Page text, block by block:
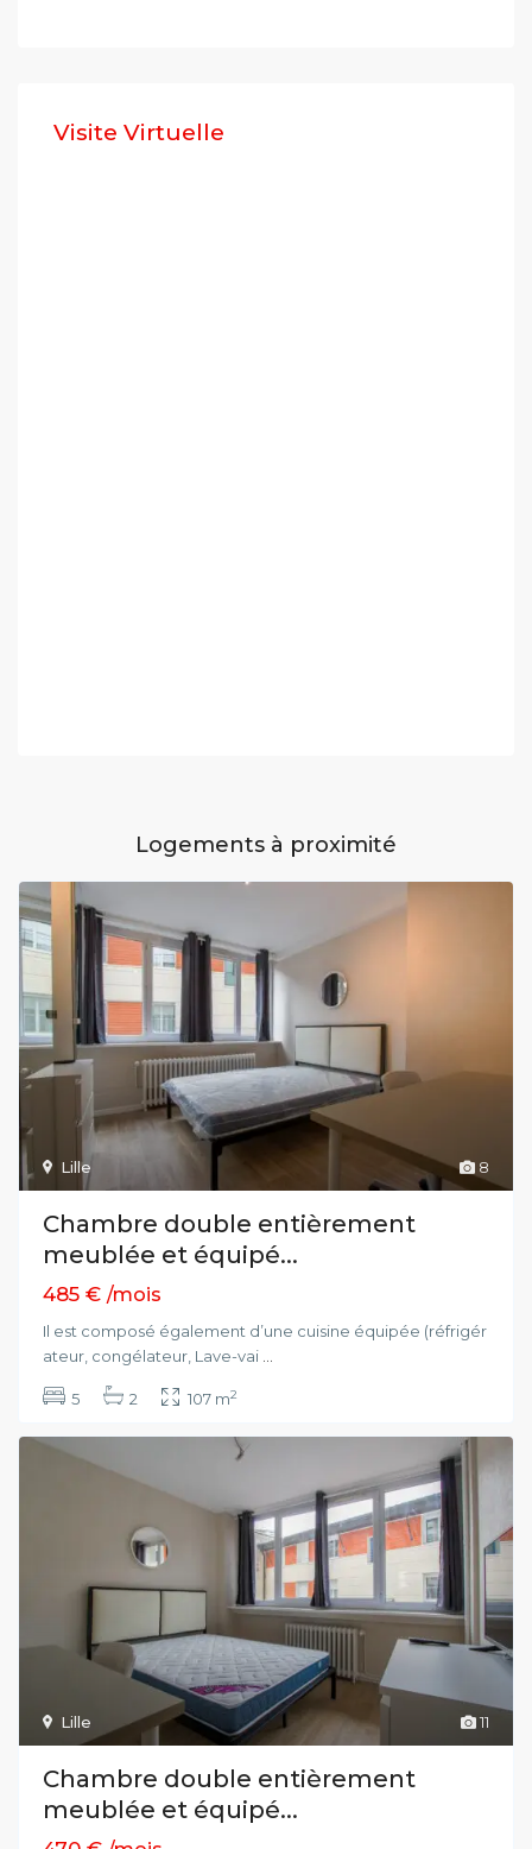
Visite Virtuelle
Logements à proximité
8
Lille
Chambre double entièrement
meublée et équipé...
485 €/mois
Il est composé également d’une cuisine équipée (réfrigér
ateur, congélateur, Lave-vai
5 2 107 m2
11
Lille
Chambre double entièrement
meublée et équipé...